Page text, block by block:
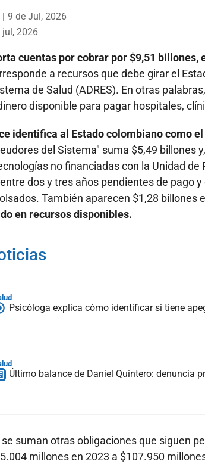
| 9 de Jul, 2026
2026
cuentas por cobrar por $9,51 billones,
a recursos que debe girar el
de Salud (ADRES). En otras palabras,
disponible para pagar hospitales,
identifica al Estado colombiano como
del Sistema" suma $5,49 billones
no financiadas con la Unidad
dos y tres años pendientes de pago
También aparecen $1,28 billones
en recursos disponibles.
Psicóloga explica cómo identificar si tiene
Último balance de Daniel Quintero: denuncia
suman otras obligaciones que siguen
millones en 2023 a $107.950